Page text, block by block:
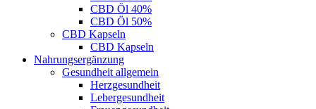
CBD Öl 40%
CBD Öl 50%
CBD Kapseln
CBD Kapseln
Nahrungsergänzung
Gesundheit allgemein
Herzgesundheit
Lebergesundheit